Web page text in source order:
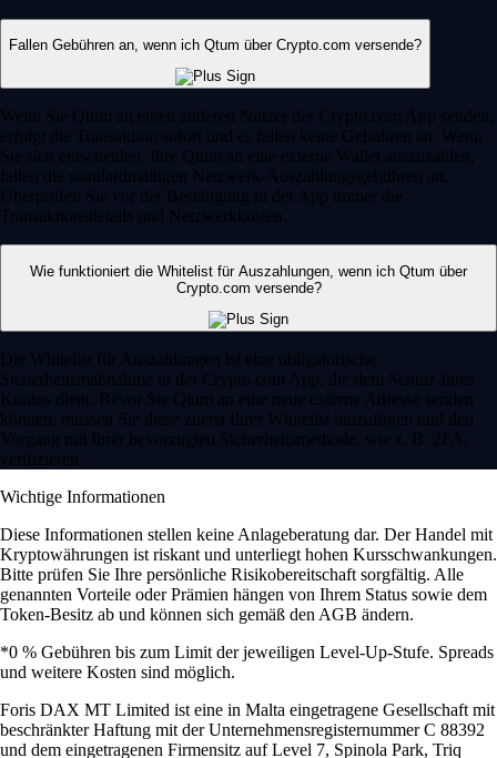
Fallen Gebühren an, wenn ich Qtum über Crypto.com versende?
Wenn Sie Qtum an einen anderen Nutzer der Crypto.com App senden,
erfolgt die Transaktion sofort und es fallen keine Gebühren an. Wenn
Sie sich entscheiden, Ihre Qtum an eine externe Wallet auszuzahlen,
fallen die standardmäßigen Netzwerk-Auszahlungsgebühren an.
Überprüfen Sie vor der Bestätigung in der App immer die
Transaktionsdetails und Netzwerkkosten.
Wie funktioniert die Whitelist für Auszahlungen, wenn ich Qtum über
Crypto.com versende?
Die Whitelist für Auszahlungen ist eine obligatorische
Sicherheitsmaßnahme in der Crypto.com App, die dem Schutz Ihres
Kontos dient. Bevor Sie Qtum an eine neue externe Adresse senden
können, müssen Sie diese zuerst Ihrer Whitelist hinzufügen und den
Vorgang mit Ihrer bevorzugten Sicherheitsmethode, wie z. B. 2FA,
verifizieren.
Wichtige Informationen
Diese Informationen stellen keine Anlageberatung dar. Der Handel mit
Kryptowährungen ist riskant und unterliegt hohen Kursschwankungen.
Bitte prüfen Sie Ihre persönliche Risikobereitschaft sorgfältig. Alle
genannten Vorteile oder Prämien hängen von Ihrem Status sowie dem
Token-Besitz ab und können sich gemäß den AGB ändern.
*0 % Gebühren bis zum Limit der jeweiligen Level-Up-Stufe. Spreads
und weitere Kosten sind möglich.
Foris DAX MT Limited ist eine in Malta eingetragene Gesellschaft mit
beschränkter Haftung mit der Unternehmensregisternummer C 88392
und dem eingetragenen Firmensitz auf Level 7, Spinola Park, Triq